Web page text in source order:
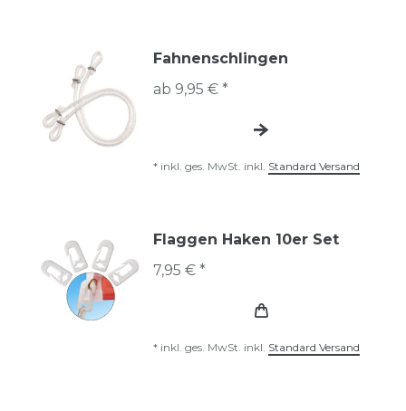
Fahnenschlingen
ab 9,95 € *
* inkl. ges. MwSt. inkl. Standard Versand
Flaggen Haken 10er Set
7,95 € *
* inkl. ges. MwSt. inkl. Standard Versand